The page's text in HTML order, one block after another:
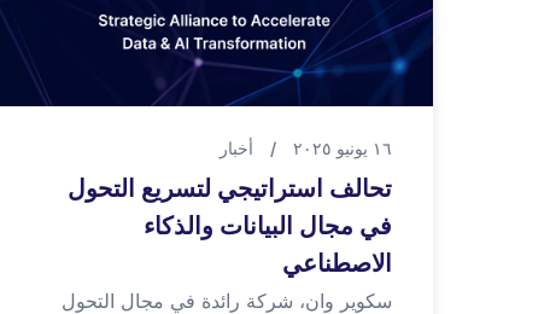
١٦ يونيو ٢٠٢٥ / أخبار
تحالف استراتيجي لتسريع التحول
في مجال البيانات والذكاء
الاصطناعي
سكوير وان، شركة رائدة في مجال التحول